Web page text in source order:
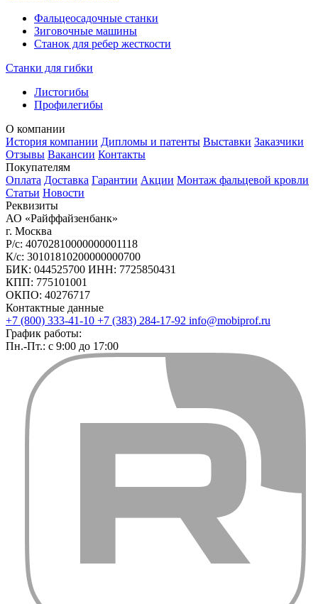
Фальцеосадочные станки
Зиговочные машины
Станок для ребер жесткости
Станки для гибки
Листогибы
Профилегибы
О компании
История компании Дипломы и патенты Выставки Заказчики
Отзывы Вакансии Контакты
Покупателям
Оплата Доставка Гарантии Акции Монтаж фальцевой кровли
Статьи Новости
Реквизиты
АО «Райффайзенбанк»
г. Москва
Р/с: 40702810000000001118
К/с: 30101810200000000700
БИК: 044525700 ИНН: 7725850431
КПП: 775101001
ОКПО: 40276717
Контактные данные
+7 (800) 333-41-10 +7 (383) 284-17-92 info@mobiprof.ru
График работы:
Пн.-Пт.: с 9:00 до 17:00